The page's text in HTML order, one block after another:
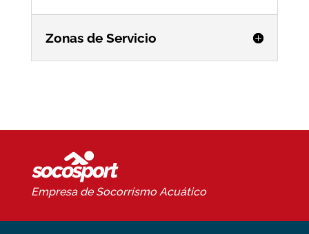
Zonas de Servicio
Empresa de SocorrismoAcuático